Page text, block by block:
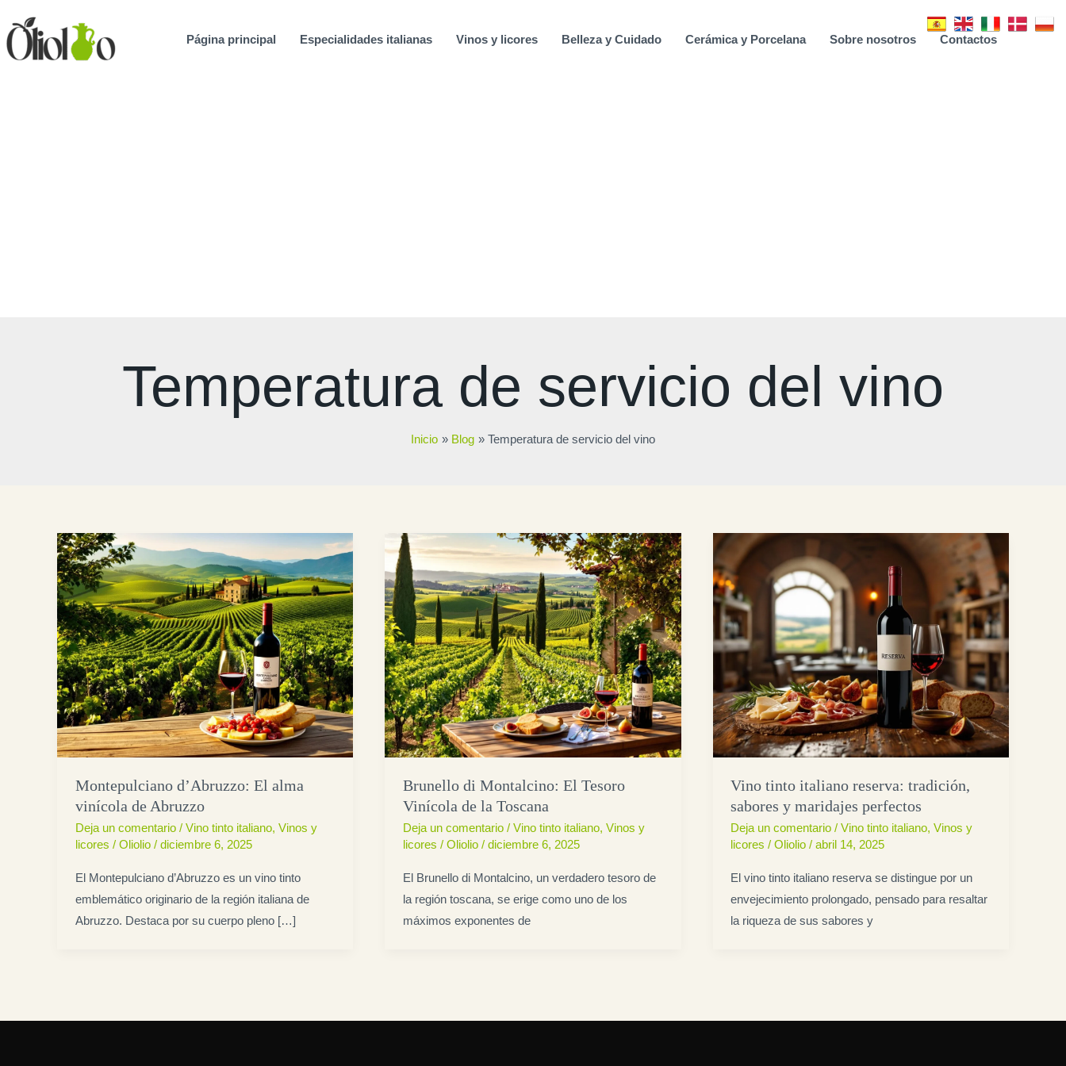
contenido
Página principal Especialidades italianas Vinos y licores Belleza y Cuidado Cerámica y Porcelana Sobre nosotros Contactos
Temperatura de servicio del vino
Inicio Blog Temperatura de servicio del vino
Montepulciano d’Abruzzo: El alma
vinícola de Abruzzo
Deja un comentario / Vino tinto italiano, Vinos y
licores / Oliolio / diciembre 6, 2025
El Montepulciano d’Abruzzo es un vino tinto
emblemático originario de la región italiana de
Abruzzo. Destaca por su cuerpo pleno […]
Brunello di Montalcino: El Tesoro
Vinícola de la Toscana
Deja un comentario / Vino tinto italiano, Vinos y
licores / Oliolio / diciembre 6, 2025
El Brunello di Montalcino, un verdadero tesoro de
la región toscana, se erige como uno de los
máximos exponentes de
Vino tinto italiano reserva: tradición,
sabores y maridajes perfectos
Deja un comentario /Vino tinto italiano,Vinos y
licores /Oliolio/abril 14, 2025
El vino tinto italiano reserva se distingue por un
envejecimiento prolongado, pensado para resaltar
la riqueza de sus sabores y